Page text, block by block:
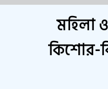
মহিলা
কিশোর-